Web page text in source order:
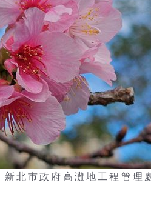
北市政府高灘地工程管理